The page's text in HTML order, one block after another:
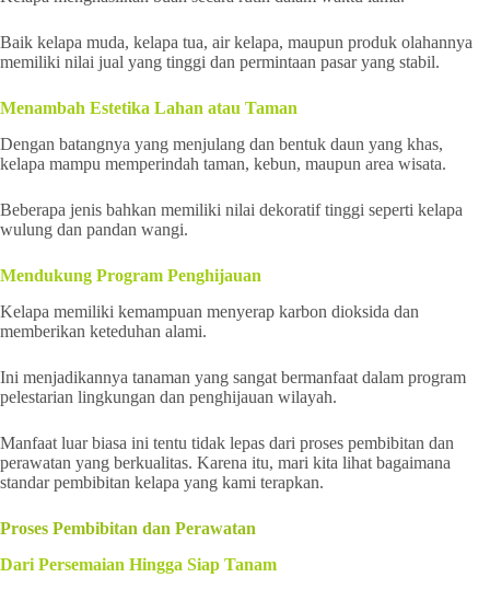
Baik kelapa muda, kelapa tua, air kelapa, maupun produk olahannya
memiliki nilai jual yang tinggi dan permintaan pasar yang stabil.
Menambah Estetika Lahan atau Taman
Dengan batangnya yang menjulang dan bentuk daun yang khas,
kelapa mampu memperindah taman, kebun, maupun area wisata.
Beberapa jenis bahkan memiliki nilai dekoratif tinggi seperti kelapa
wulung dan pandan wangi.
Mendukung Program Penghijauan
Kelapa memiliki kemampuan menyerap karbon dioksida dan
memberikan keteduhan alami.
Ini menjadikannya tanaman yang sangat bermanfaat dalam program
pelestarian lingkungan dan penghijauan wilayah.
Manfaat luar biasa ini tentu tidak lepas dari proses pembibitan dan
perawatan yang berkualitas. Karena itu, mari kita lihat bagaimana
standar pembibitan kelapa yang kami terapkan.
Proses Pembibitan dan Perawatan
Dari Persemaian Hingga Siap Tanam